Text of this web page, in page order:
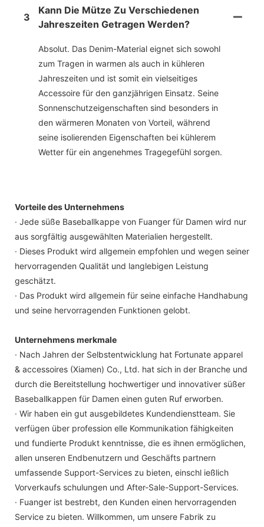
3
Kann Die Mütze Zu Verschiedenen
Jahreszeiten Getragen Werden?
Absolut. Das Denim-Material eignet sich sowohl
zum Tragen in warmen als auch in kühleren
Jahreszeiten und ist somit ein vielseitiges
Accessoire für den ganzjährigen Einsatz. Seine
Sonnenschutzeigenschaften sind besonders in
den wärmeren Monaten von Vorteil, während
seine isolierenden Eigenschaften bei kühlerem
Wetter für ein angenehmes Tragegefühl sorgen.
Vorteile des Unternehmens
· Jede süße Baseballkappe von Fuanger für Damen wird nur
aus sorgfältig ausgewählten Materialien hergestellt.
· Dieses Produkt wird allgemein empfohlen und wegen seiner
hervorragenden Qualität und langlebigen Leistung
geschätzt.
· Das Produkt wird allgemein für seine einfache Handhabung
und seine hervorragenden Funktionen gelobt.
Unternehmens merkmale
· Nach Jahren der Selbstentwicklung hat Fortunate apparel
& accessoires (Xiamen) Co., Ltd. hat sich in der Branche und
durch die Bereitstellung hochwertiger und innovativer süßer
Baseballkappen für Damen einen guten Ruf erworben.
· Wir haben ein gut ausgebildetes Kundendienstteam. Sie
verfügen über profession elle Kommunikation fähigkeiten
und fundierte Produkt kenntnisse, die es ihnen ermöglichen,
allen unseren Endbenutzern und Geschäfts partnern
umfassende Support-Services zu bieten, einschl ießlich
Vorverkaufs schulungen und After-Sale-Support-Services.
· Fuanger ist bestrebt, den Kunden einen hervorragenden
Service zu bieten. Willkommen, um unsere Fabrik zu